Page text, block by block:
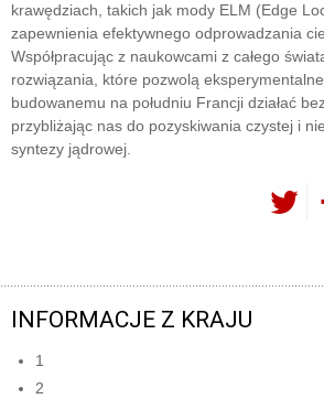
krawędziach, takich jak mody ELM (Edge
zapewnienia efektywnego odprowadzania
Współpracując z naukowcami z całego
rozwiązania, które pozwolą
budowanemu na południu Francji działać
przybliżając nas do pozyskiwania czystej i
syntezy jądrowej.
INFORMACJE Z KRAJU
1
2